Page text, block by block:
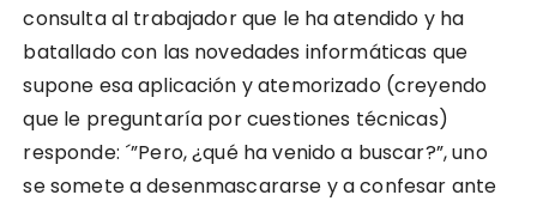
consulta al trabajador que le ha atendido y ha
batallado con las novedades informáticas que
supone esa aplicación y atemorizado (creyendo
que le preguntaría por cuestiones técnicas)
responde: ´”Pero, ¿qué ha venido a buscar?”, uno
se somete a desenmascararse y a confesar ante